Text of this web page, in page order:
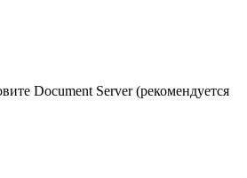
Document Server (рекомендуется